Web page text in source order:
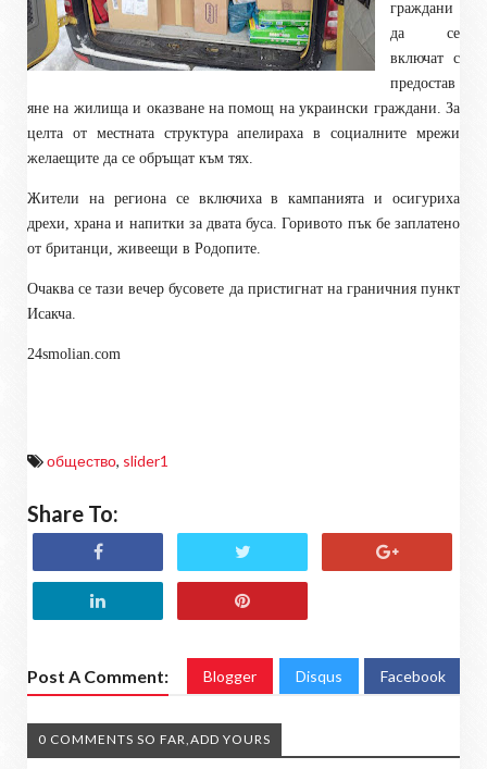
граждани
да се
включат с
предостав
яне на жилища и оказване на помощ на украински граждани. За
целта от местната структура апелираха в социалните мрежи
желаещите да се обръщат към тях.
Жители на региона се включиха в кампанията и осигуриха
дрехи, храна и напитки за двата буса. Горивото пък бе заплатено
от британци, живеещи в Родопите.
Очаква се тази вечер бусовете да пристигнат на граничния пункт
Исакча.
24smolian.com
общество, slider1
Share To:
Post A Comment: Blogger Disqus Facebook
0 COMMENTS SO FAR,ADD YOURS